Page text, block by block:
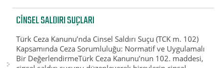
CINSEL SALDIRI SUÇLARI
Türk Ceza Kanunu’nda Cinsel Saldırı Suçu (TCK m. 102)
Kapsamında Ceza Sorumluluğu: Normatif ve Uygulamalı
Bir DeğerlendirmeTürk Ceza Kanunu’nun 102. maddesi,